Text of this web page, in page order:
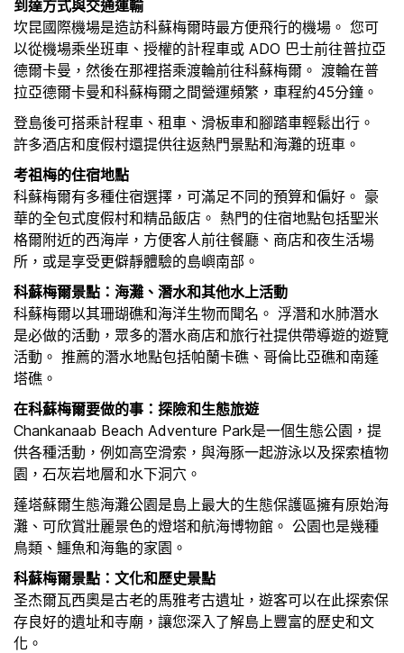
到達方式與交通運輸
坎昆國際機場是造訪科蘇梅爾時最方便飛行的機場。 您可
以從機場乘坐班車、授權的計程車或 ADO 巴士前往普拉亞
德爾卡曼，然後在那裡搭乘渡輪前往科蘇梅爾。 渡輪在普
拉亞德爾卡曼和科蘇梅爾之間營運頻繁，車程約45分鐘。
登島後可搭乘計程車、租車、滑板車和腳踏車輕鬆出行。
許多酒店和度假村還提供往返熱門景點和海灘的班車。
考祖梅的住宿地點
科蘇梅爾有多種住宿選擇，可滿足不同的預算和偏好。 豪
華的全包式度假村和精品飯店。 熱門的住宿地點包括聖米
格爾附近的西海岸，方便客人前往餐廳、商店和夜生活場
所，或是享受更僻靜體驗的島嶼南部。
科蘇梅爾景點：海灘、潛水和其他水上活動
科蘇梅爾以其珊瑚礁和海洋生物而聞名。 浮潛和水肺潛水
是必做的活動，眾多的潛水商店和旅行社提供帶導遊的遊覽
活動。 推薦的潛水地點包括帕蘭卡礁、哥倫比亞礁和南蓬
塔礁。
在科蘇梅爾要做的事：探險和生態旅遊
Chankanaab Beach Adventure Park是一個生態公園，提
供各種活動，例如高空滑索，與海豚一起游泳以及探索植物
園，石灰岩地層和水下洞穴。
蓬塔蘇爾生態海灘公園是島上最大的生態保護區擁有原始海
灘、可欣賞壯麗景色的燈塔和航海博物館。 公園也是幾種
鳥類、鱷魚和海龜的家園。
科蘇梅爾景點：文化和歷史景點
圣杰爾瓦西奧是古老的馬雅考古遺址，遊客可以在此探索保
存良好的遺址和寺廟，讓您深入了解島上豐富的歷史和文
化。